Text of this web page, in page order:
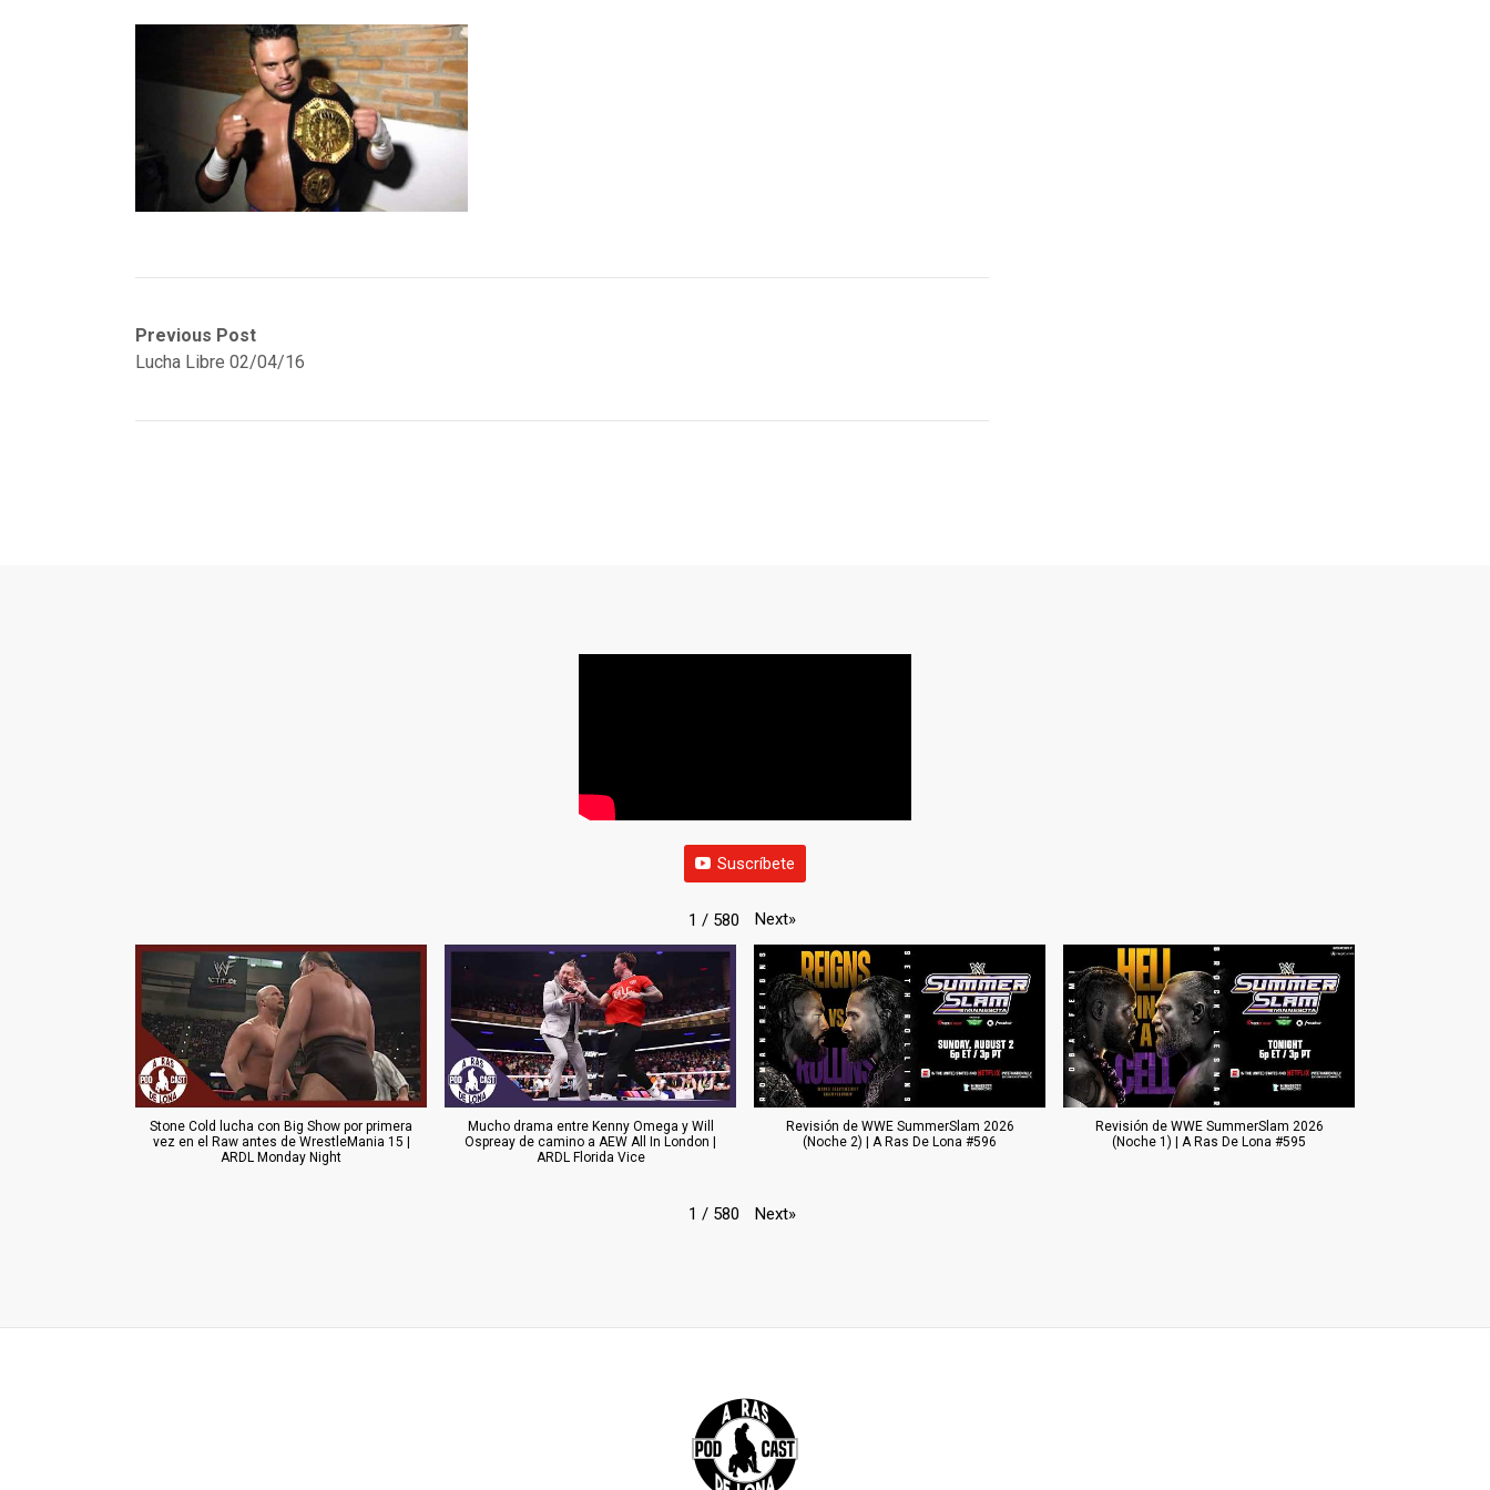
NavegaciónPrevious Post
Lucha Libre 02/04/16
Suscríbete
1 / 580 Next»
Stone Cold lucha con Big Show por primera
vez en el Raw antes de WrestleMania 15 |
ARDL Monday Night
Mucho drama entre Kenny Omega y Will
Ospreay de camino a AEW All In London |
ARDL Florida Vice
Revisión de WWE SummerSlam 2026
(Noche 2) | A Ras De Lona #596
Revisión de WWE SummerSlam 2026
(Noche 1) | A Ras De Lona #595
1 / 580 Next»